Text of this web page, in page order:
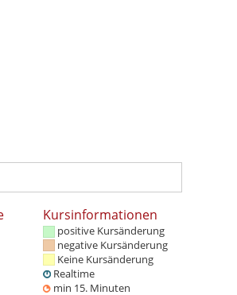
Kursinformationen
positive Kursänderung
negative Kursänderung
Keine Kursänderung
Realtime
min 15. Minuten